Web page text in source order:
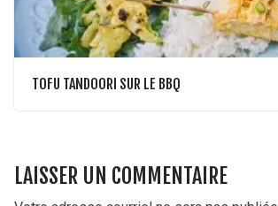
TOFU TANDOORI SUR LE BBQ
LAISSER UN COMMENTAIRE